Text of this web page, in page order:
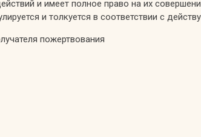
и имеет полное право на их
и толкуется в соответствии с
пожертвования